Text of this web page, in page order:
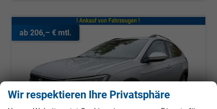
ab 206,– € mtl.
Wir respektieren Ihre Privatsphäre